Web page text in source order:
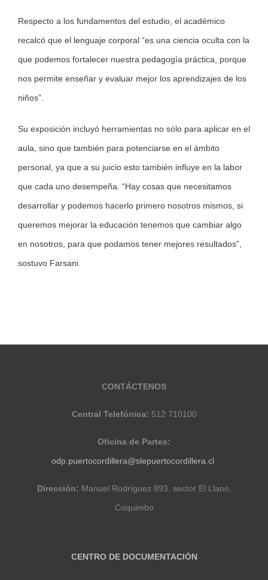
Respecto a los fundamentos del estudio, el académico
recalcó que el lenguaje corporal “es una ciencia oculta con la
que podemos fortalecer nuestra pedagogía práctica, porque
nos permite enseñar y evaluar mejor los aprendizajes de los
niños”.
Su exposición incluyó herramientas no sólo para aplicar en el
aula, sino que también para potenciarse en el ámbito
personal, ya que a su juicio esto también influye en la labor
que cada uno desempeña. “Hay cosas que necesitamos
desarrollar y podemos hacerlo primero nosotros mismos, si
queremos mejorar la educación tenemos que cambiar algo
en nosotros, para que podamos tener mejores resultados”,
sostuvo Farsani.
CONTÁCTENOS
Central Telefónica: 512 710100
Oficina de Partes:
odp.puertocordillera@slepuertocordillera.cl
Dirección: Manuel Rodríguez 893, sector El Llano,
Coquimbo
CENTRO DE DOCUMENTACIÓN